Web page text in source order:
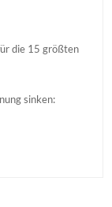
die 15 größten
sinken: